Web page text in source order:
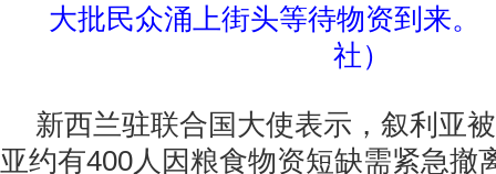
大批民众涌上街头等待物资到来。
社）
新西兰驻联合国大使表示，叙利亚
亚约有400人因粮食物资短缺需紧急撤